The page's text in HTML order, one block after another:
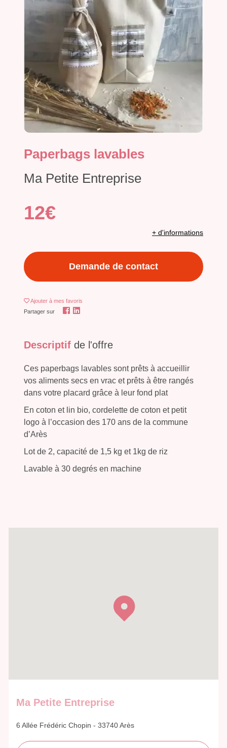
Paperbags lavables
Ma Petite Entreprise
12€
+ d'informations
Demande de contact
Ajouter à mes favoris
Partager sur
Descriptif de l'offre
Ces paperbags lavables sont prêts à accueillir
vos aliments secs en vrac et prêts à être rangés
dans votre placard grâce à leur fond plat
En coton et lin bio, cordelette de coton et petit
logo à l’occasion des 170 ans de la commune
d’Arès
Lot de 2, capacité de 1,5 kg et 1kg de riz
Lavable à 30 degrés en machine
Ma Petite Entreprise
6 Allée Frédéric Chopin - 33740 Arès